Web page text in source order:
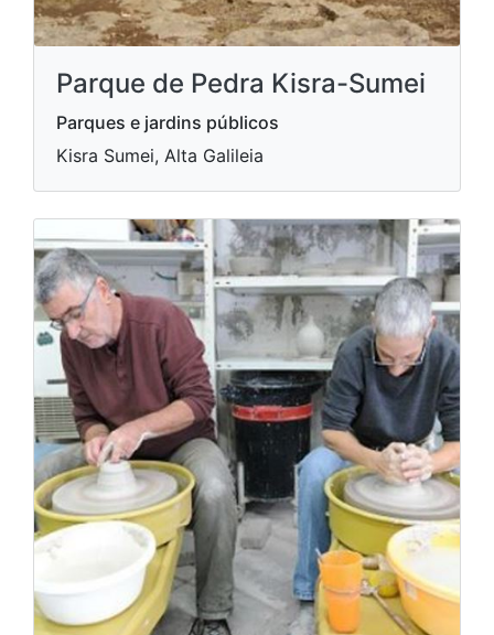
Parque de Pedra Kisra-Sumei
Parques e jardins públicos
Kisra Sumei, Alta Galileia